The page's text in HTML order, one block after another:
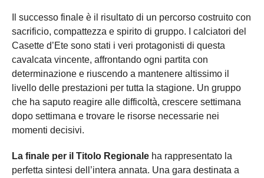
Il successo finale è il risultato di un percorso costruito con
sacrificio, compattezza e spirito di gruppo. I calciatori del
Casette d’Ete sono stati i veri protagonisti di questa
cavalcata vincente, affrontando ogni partita con
determinazione e riuscendo a mantenere altissimo il
livello delle prestazioni per tutta la stagione. Un gruppo
che ha saputo reagire alle difficoltà, crescere settimana
dopo settimana e trovare le risorse necessarie nei
momenti decisivi.
La finale per il Titolo Regionale ha rappresentato la
perfetta sintesi dell’intera annata. Una gara destinata a